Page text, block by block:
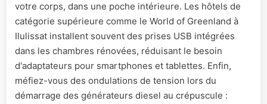
votre corps, dans une poche intérieure. Les hôtels de
catégorie supérieure comme le World of Greenland à
Ilulissat installent souvent des prises USB intégrées
dans les chambres rénovées, réduisant le besoin
d'adaptateurs pour smartphones et tablettes. Enfin,
méfiez-vous des ondulations de tension lors du
démarrage des générateurs diesel au crépuscule :